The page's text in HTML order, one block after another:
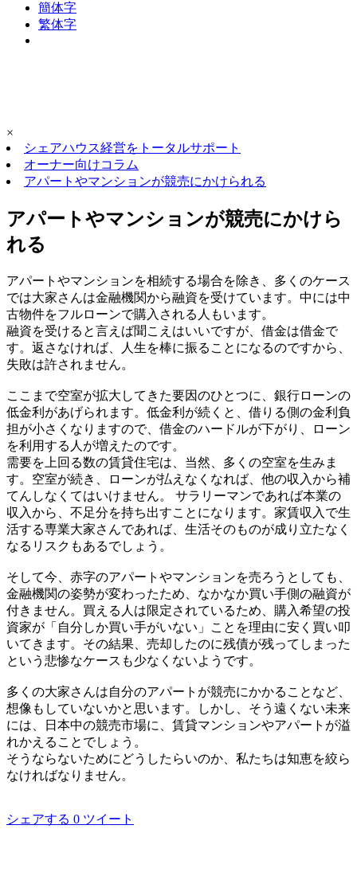
簡体字
繁体字
×
シェアハウス経営をトータルサポート
オーナー向けコラム
アパートやマンションが競売にかけられる
アパートやマンションが競売にかけら
れる
アパートやマンションを相続する場合を除き、多くのケース
では大家さんは金融機関から融資を受けています。中には中
古物件をフルローンで購入される人もいます。
融資を受けると言えば聞こえはいいですが、借金は借金で
す。返さなければ、人生を棒に振ることになるのですから、
失敗は許されません。
ここまで空室が拡大してきた要因のひとつに、銀行ローンの
低金利があげられます。低金利が続くと、借りる側の金利負
担が小さくなりますので、借金のハードルが下がり、ローン
を利用する人が増えたのです。
需要を上回る数の賃貸住宅は、当然、多くの空室を生みま
す。空室が続き、ローンが払えなくなれば、他の収入から補
てんしなくてはいけません。 サラリーマンであれば本業の
収入から、不足分を持ち出すことになります。家賃収入で生
活する専業大家さんであれば、生活そのものが成り立たなく
なるリスクもあるでしょう。
そして今、赤字のアパートやマンションを売ろうとしても、
金融機関の姿勢が変わったため、なかなか買い手側の融資が
付きません。買える人は限定されているため、購入希望の投
資家が「自分しか買い手がいない」ことを理由に安く買い叩
いてきます。その結果、売却したのに残債が残ってしまった
という悲惨なケースも少なくないようです。
多くの大家さんは自分のアパートが競売にかかることなど、
想像もしていないかと思います。しかし、そう遠くない未来
には、日本中の競売市場に、賃貸マンションやアパートが溢
れかえることでしょう。
そうならないためにどうしたらいのか、私たちは知恵を絞ら
なければなりません。
シェアする 0 ツイート